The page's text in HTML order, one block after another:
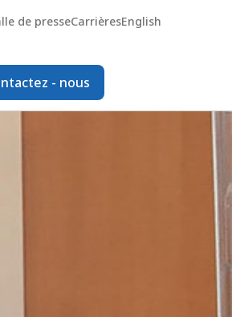
de presseCarrièresEnglish
- nous